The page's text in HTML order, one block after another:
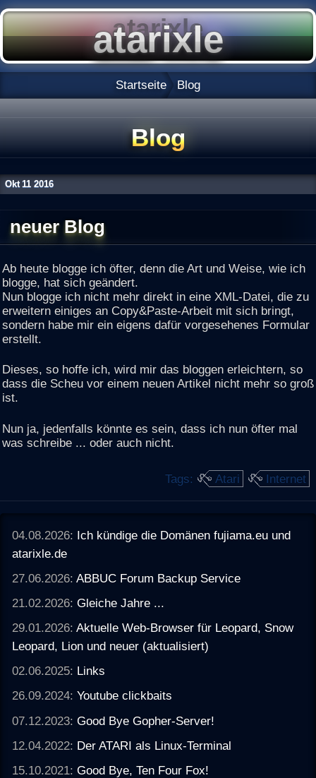
Startseite Blog
Blog
Okt 11 2016
neuer Blog
Ab heute blogge ich öfter, denn die Art und Weise, wie ich
blogge, hat sich geändert.
Nun blogge ich nicht mehr direkt in eine XML-Datei, die zu
erweitern einiges an Copy&Paste-Arbeit mit sich bringt,
sondern habe mir ein eigens dafür vorgesehenes Formular
erstellt.
Dieses, so hoffe ich, wird mir das bloggen erleichtern, so
dass die Scheu vor einem neuen Artikel nicht mehr so groß
ist.
Nun ja, jedenfalls könnte es sein, dass ich nun öfter mal
was schreibe ... oder auch nicht.
Tags: Atari Internet
04.08.2026: Ich kündige die Domänen fujiama.eu und
atarixle.de
27.06.2026:ABBUC Forum Backup Service
21.02.2026:Gleiche Jahre ...
29.01.2026:Aktuelle Web-Browser für Leopard, Snow
Leopard, Lion und neuer (aktualisiert)
02.06.2025: Links
26.09.2024:Youtube clickbaits
07.12.2023:Good Bye Gopher-Server!
12.04.2022: Der ATARI als Linux-Terminal
15.10.2021:Good Bye, Ten Four Fox!